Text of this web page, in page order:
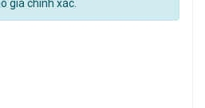
giá chính xác.